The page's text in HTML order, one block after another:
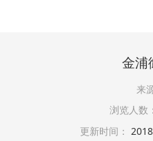
金浦
来
浏览人数：
更新时间：